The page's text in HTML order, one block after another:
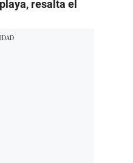
resalta el